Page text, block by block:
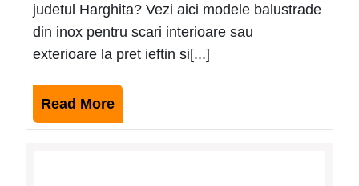
judetul Harghita? Vezi aici modele balustrade
din inox pentru scari interioare sau
exterioare la pret ieftin si[...]
Read MoreRead
More